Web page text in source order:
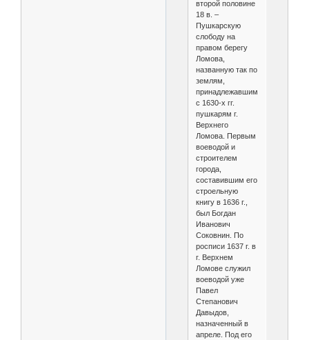
второй половине
18 в. –
Пушкарскую
слободу на
правом берегу
Ломова,
названную так по
землям,
принадлежавшим
с 1630-х гг.
пушкарям г.
Верхнего
Ломова. Первым
воеводой и
строителем
города,
составившим его
строельную
книгу в 1636 г.,
был Богдан
Иванович
Соковнин. По
росписи 1637 г. в
г. Верхнем
Ломове служил
воеводой уже
Павел
Степанович
Давыдов,
назначенный в
апреле. Под его